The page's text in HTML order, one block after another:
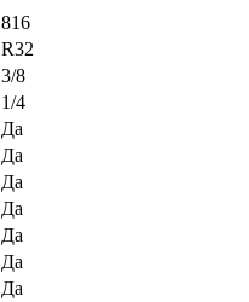
816
R32
3/8
1/4
Да
Да
Да
Да
Да
Да
Да